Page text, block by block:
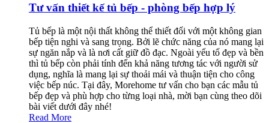
Tư vấn thiết kế tủ bếp - phòng bếp hợp lý
Tủ bếp là một nội thất không thể thiết đối với một không gian
bếp tiện nghi và sang trọng. Bởi lẽ chức năng của nó mang lại
sự ngăn nắp và là nơi cất giữ đồ đạc. Ngoài yếu tố đẹp và bền
thì tủ bếp còn phải tính đến khả năng tương tác với người sử
dụng, nghĩa là mang lại sự thoải mái và thuận tiện cho công
việc bếp núc. Tại đây, Morehome tư vấn cho bạn các mẫu tủ
bếp đẹp và phù hợp cho từng loại nhà, mời bạn cùng theo dõi
bài viết dưới đây nhé!
Read More